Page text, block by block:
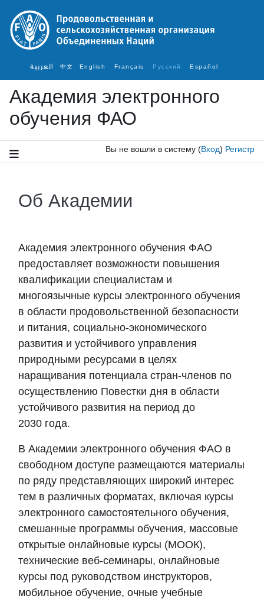
Перейти к основному содержанию
العربية 中文 English ‎ Français ‎ Русский ‎ Español ‎
Академия электронного
обучения ФАО
Вы не вошли в систему (Вход) Регистр
Об Академии
Академия электронного обучения ФАО
предоставляет возможности повышения
квалификации специалистам и
многоязычные курсы электронного обучения
в области продовольственной безопасности
и питания, социально-экономического
развития и устойчивого управления
природными ресурсами в целях
наращивания потенциала стран-членов по
осуществлению Повестки дня в области
устойчивого развития на период до
2030 года.
В Академии электронного обучения ФАО в
свободном доступе размещаются материалы
по ряду представляющих широкий интерес
тем в различных форматах, включая курсы
электронного самостоятельного обучения,
смешанные программы обучения, массовые
открытые онлайновые курсы (МООК),
технические веб-семинары, онлайновые
курсы под руководством инструкторов,
мобильное обучение, очные учебные